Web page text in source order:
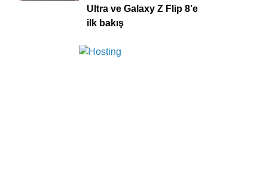
Ultra ve Galaxy Z Flip 8’e
ilk bakış